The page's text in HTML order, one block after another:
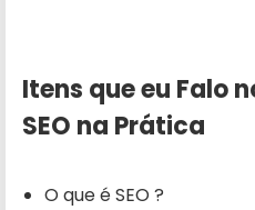
Itens que eu Falo
SEO na Prática
O que é SEO ?